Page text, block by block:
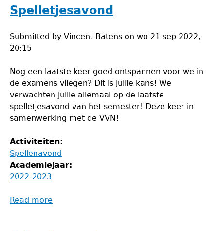
Spelletjesavond
Submitted by Vincent Batens on wo 21 sep 2022,
20:15
Nog een laatste keer goed ontspannen voor we in
de examens vliegen? Dit is jullie kans! We
verwachten jullie allemaal op de laatste
spelletjesavond van het semester! Deze keer in
samenwerking met de VVN!
Activiteiten:
Spellenavond
Academiejaar:
2022-2023
Read more